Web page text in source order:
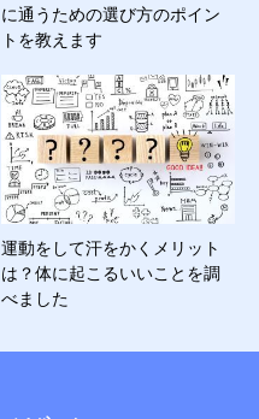
に通うための選び方のポイン
トを教えます
運動をして汗をかくメリット
は？体に起こるいいことを調
べました